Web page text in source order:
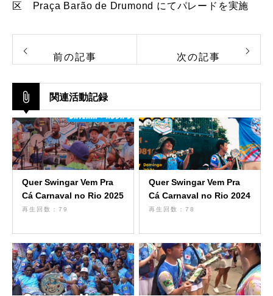
区 Praça Barão de Drumond にてパレードを実施
前の記事 次の記事
関連活動記録
Quer Swingar Vem Pra
Cá Carnaval no Rio 2025
再生回数：79
Quer Swingar Vem Pra
Cá Carnaval no Rio 2024
再生回数：78